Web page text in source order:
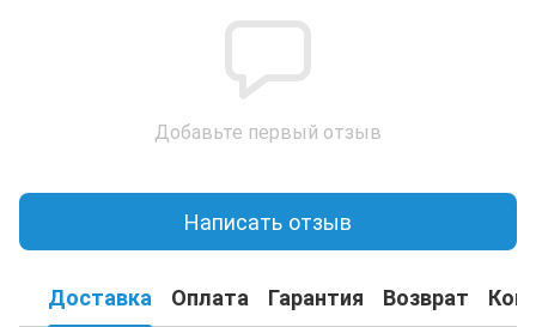
Добавьте первый отзыв
Написать отзыв
Доставка Оплата Гарантия Возврат